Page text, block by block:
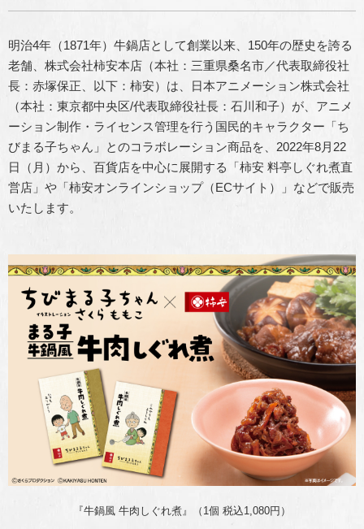
明治4年（1871年）牛鍋店として創業以来、150年の歴史を誇る
老舗、株式会社柿安本店（本社：三重県桑名市／代表取締役社
長：赤塚保正、以下：柿安）は、日本アニメーション株式会社
（本社：東京都中央区/代表取締役社長：石川和子）が、アニメ
ーション制作・ライセンス管理を行う国民的キャラクター「ち
びまる子ちゃん」とのコラボレーション商品を、2022年8月22
日（月）から、百貨店を中心に展開する「柿安 料亭しぐれ煮直
営店」や「柿安オンラインショップ（ECサイト）」などで販売
いたします。
『牛鍋風 牛肉しぐれ煮』（1個 税込1,080円）